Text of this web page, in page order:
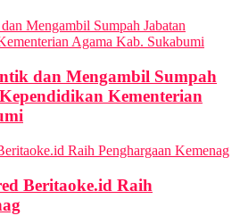
dan Mengambil Sumpah
Kementerian
Beritaoke.id Raih